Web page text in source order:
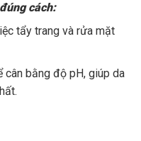
cách:
tẩy trang và rửa mặt
cân bằng độ pH, giúp da